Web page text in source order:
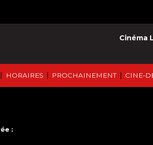
| HORAIRES | PROCHAINEMENT | CINE-
Cinéma
: